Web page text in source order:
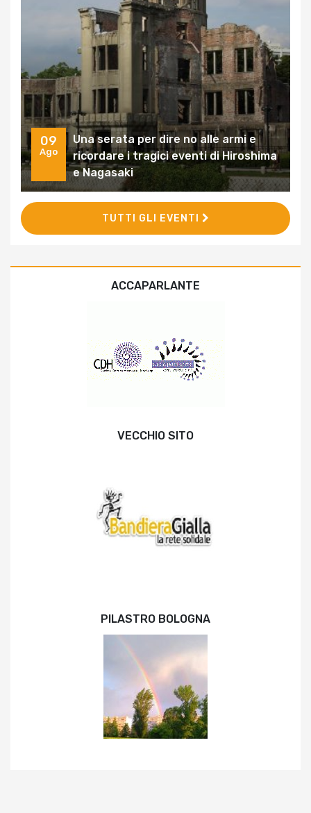
09
Ago
Una serata per dire no alle armi e
ricordare i tragici eventi di Hiroshima
e Nagasaki
TUTTI GLI EVENTI
ACCAPARLANTE
VECCHIO SITO
PILASTRO BOLOGNA